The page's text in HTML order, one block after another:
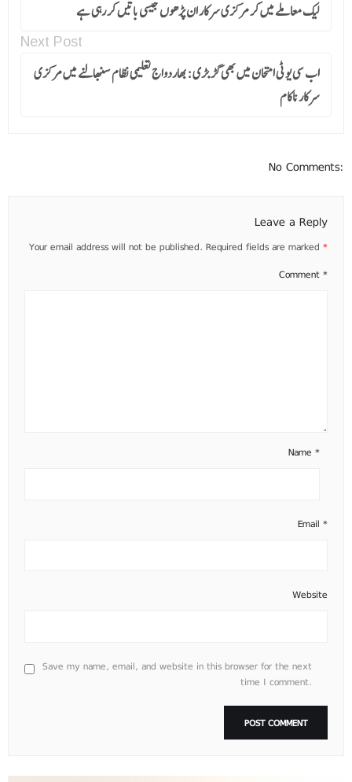
لیک معاملے میں کر مرکزی سرکار ان پڑھوں جیسی باتیں کر رہی ہے
Next Post
اب سی یو ٹی امتحان میں بھی گڑ بڑی :بھاردواج تعلیمی نظام سنبھالنے میں مرکزی
سرکار ناکام
No Comments:
Leave a Reply
Your email address will not be published. Required fields are marked *
Comment *
Name *
Email *
Website
Save my name, email, and website in this browser for the next
time I comment.